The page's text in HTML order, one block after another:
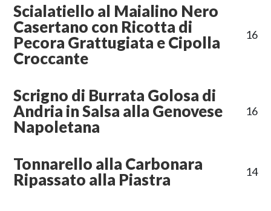
Scialatiello al Maialino Nero
Casertano con Ricotta di
Pecora Grattugiata e Cipolla
Croccante
16
Scrigno di Burrata Golosa di
Andria in Salsa alla Genovese
Napoletana
16
Tonnarello alla Carbonara
Ripassato alla Piastra
14